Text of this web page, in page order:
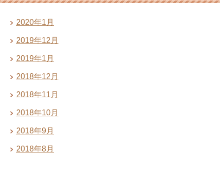
2020年1月
2019年12月
2019年1月
2018年12月
2018年11月
2018年10月
2018年9月
2018年8月